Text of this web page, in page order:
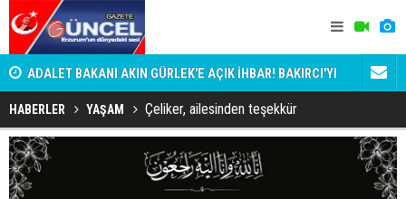
ADALET BAKANI AKIN GÜRLEK'E AÇIK İHBAR! BAKIRCI'YI
KİM KORUYOR?
Bala
HABERLER YAŞAM Çeliker, ailesinden teşekkür